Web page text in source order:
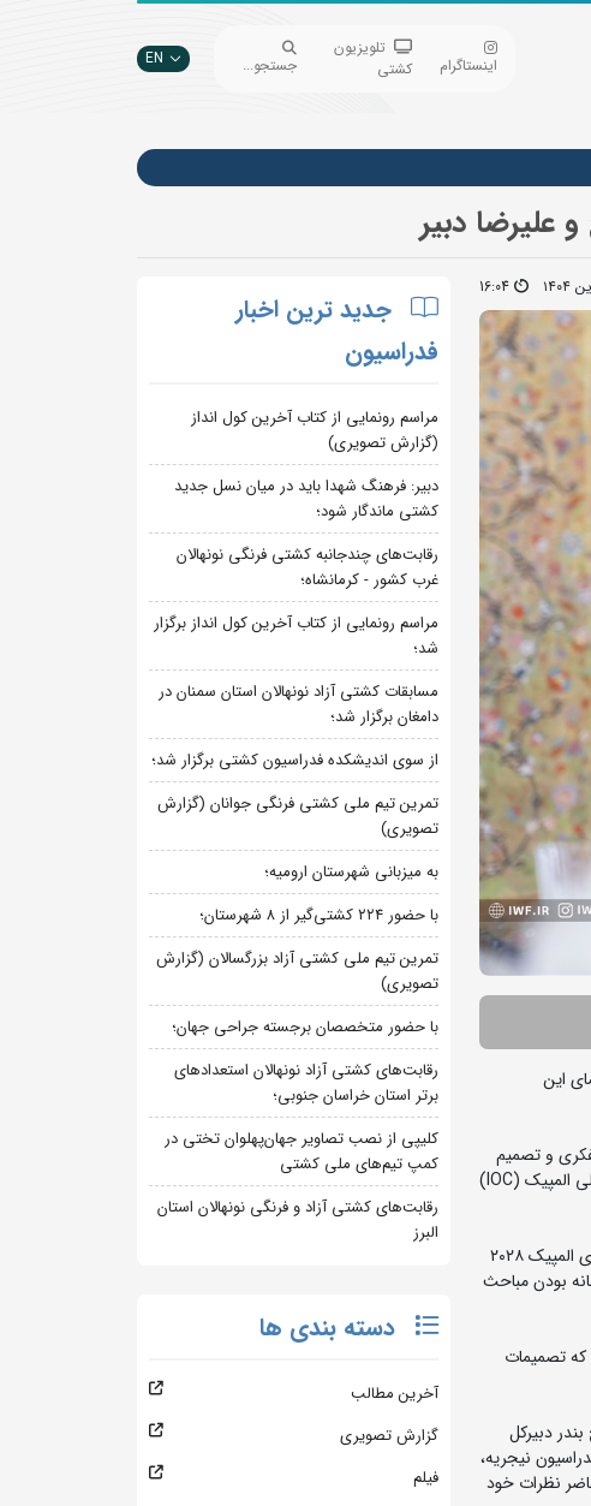
اینستاگرام
تلویزیون
کشتی
جستجو... EN
علیرضا دبیر
16:04
این
و تصمیم‌
گیری‌ های کارشناسی در مسیر توسعه کشتی را یادآور شد. سپس نناد لالوویچ گزارشی از آخرین گفتگو ها و هماهنگی‌ ها با کمیته بین‌ المللی المپیک (IOC)
در این جلسه که به بررسی برخی از موضوعات مهم و راهبردی کشتی اختصاص داشت، مباحثی همچون فرایند کسب سهمیه برای بازی‌های المپیک ۲۰۲۸
بودن مباحث
که تصمیمات
بندر دبیرکل
نیجریه،
نظرات خود
جدید ترین اخبار
فدراسیون
مراسم رونمایی از کتاب آخرین کول انداز
(گزارش تصویری)
دبیر: فرهنگ شهدا باید در میان نسل جدید
کشتی ماندگار شود؛
رقابت‌های چندجانبه کشتی فرنگی نونهالان
غرب کشور - کرمانشاه؛
مراسم رونمایی از کتاب آخرین کول انداز برگزار
شد؛
مسابقات کشتی آزاد نونهالان استان سمنان در
دامغان برگزار شد؛
از سوی اندیشکده فدراسیون کشتی برگزار شد؛
تمرین تیم ملی کشتی فرنگی جوانان (گزارش
تصویری)
به میزبانی شهرستان ارومیه؛
با حضور ۲۲۴ کشتی‌گیر از ۸ شهرستان؛
تمرین تیم ملی کشتی آزاد بزرگسالان (گزارش
تصویری)
با حضور متخصصان برجسته جراحی جهان؛
رقابت‌های کشتی آزاد نونهالان استعدادهای
برتر استان خراسان جنوبی؛
کلیپی از نصب تصاویر جهان‌پهلوان تختی در
کمپ تیم‌های ملی کشتی
رقابت‌های کشتی آزاد و فرنگی نونهالان استان
البرز
دسته بندی ها
آخرین مطالب
گزارش تصویری
فیلم